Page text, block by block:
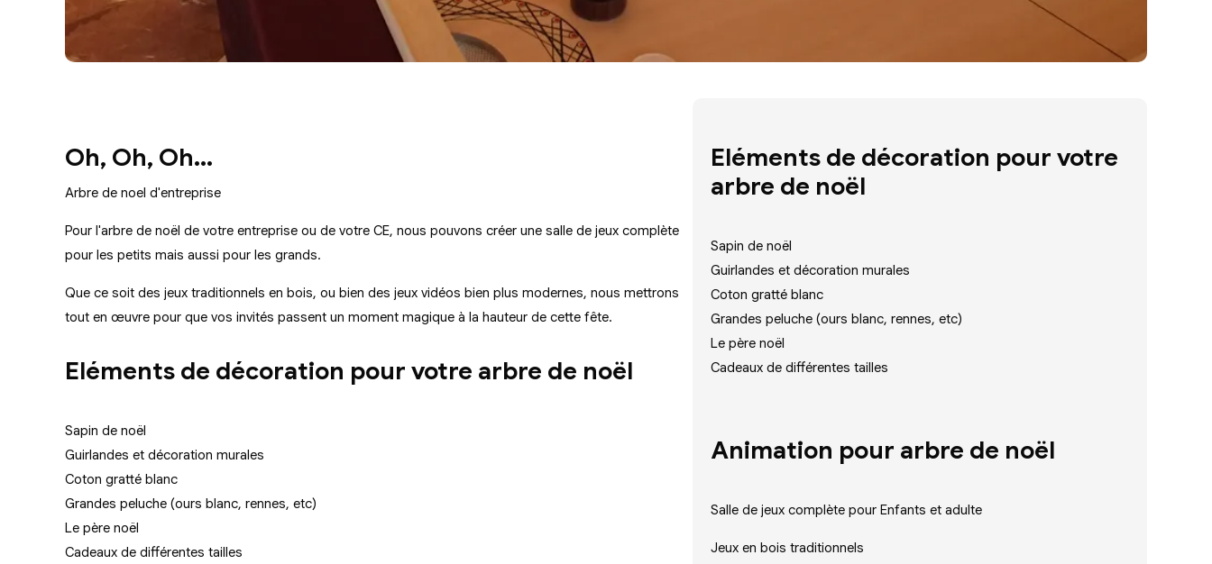
Oh, Oh, Oh...
Arbre de noel d'entreprise
Pour l'arbre de noël de votre entreprise ou de votre CE, nous pouvons créer une salle de jeux complète
pour les petits mais aussi pour les grands.
Que ce soit des jeux traditionnels en bois, ou bien des jeux vidéos bien plus modernes, nous mettrons
tout en œuvre pour que vos invités passent un moment magique à la hauteur de cette fête.
Eléments de décoration pour votre arbre de noël
Sapin de noël
Guirlandes et décoration murales
Coton gratté blanc
Grandes peluche (ours blanc, rennes, etc)
Le père noël
Cadeaux de différentes tailles
Eléments de décoration pour votre
arbre de noël
Sapin de noël
Guirlandes et décoration murales
Coton gratté blanc
Grandes peluche (ours blanc, rennes, etc)
Le père noël
Cadeaux de différentes tailles
Animation pour arbre de noël
Salle de jeux complète pour Enfants et adulte
Jeux en bois traditionnels